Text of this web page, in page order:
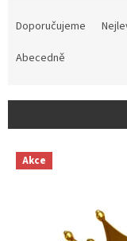
r
o
d
Doporučujeme
Abecedně
V Akce